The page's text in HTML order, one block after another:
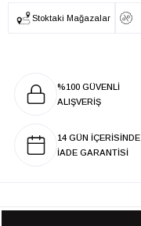
Stoktaki Mağazalar
%100 GÜVENLİ
ALIŞVERİŞ
14 GÜN İÇERİSİNDE
İADE GARANTİSİ